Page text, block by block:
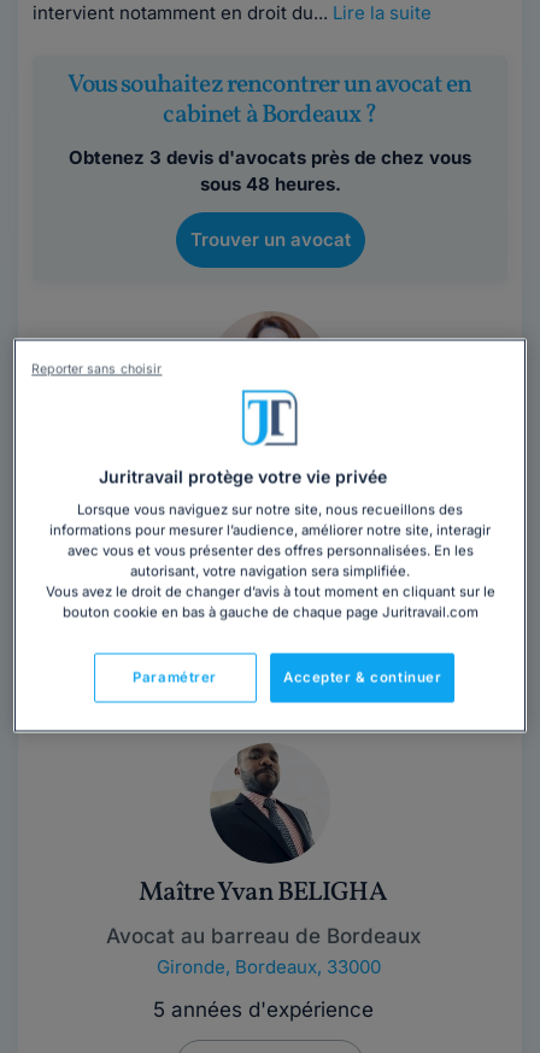
intervient notamment en droit du... Lire la suite
Vous souhaitez rencontrer un avocat en
cabinet à Bordeaux ?
Obtenez 3 devis d'avocats près de chez vous
sous 48 heures.
Trouver un avocat
Cabinet SELARL SILEAS
Contacter ce cabinet
Siléas est un Cabinet de conseil et de contentieux en
en droit du travail, droit de...
Lire la suite
Maître Yvan BELIGHA
Avocat au barreau de Bordeaux
Gironde, Bordeaux, 33000
5 années d'expérience
Juritravail protège votre vie privée
Lorsque vous naviguez sur notre site, nous recueillons des
informations pour mesurer l’audience, améliorer notre site, interagir
avec vous et vous présenter des offres personnalisées. En les
autorisant, votre navigation sera simplifiée.
Vous avez le droit de changer d’avis à tout moment en cliquant sur le
bouton cookie en bas à gauche de chaque page Juritravail.com
Accepter & continuer
Paramétrer
Reporter sans choisir